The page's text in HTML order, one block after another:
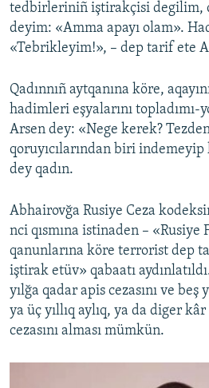
tedbirleriniñ iştirakçisi degilim,
deyim: «Amma apayı olam».
«Tebrikleyim!», – dep tarif ete
Qadınnıñ aytqanına köre,
hadimleri eşyalarını topladımı-
Arsen dey: «Nege kerek?
qoruyıcılarından biri indemeyip
dey qadın.
Abhairovğa Rusiye Ceza
nci qısmına istinaden – «Rusiye
qanunlarına köre terrorist dep
iştirak etüv» qabaatı
yılğa qadar apis cezasını ve
ya üç yıllıq aylıq, ya da diger
cezasını alması mümkün.